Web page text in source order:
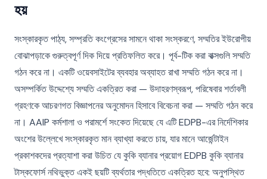
হয়
সংস্কারকৃত পাঠ্য, সম্প্রতি কংগ্রেসের সামনে থাকা সংস্করণে, সম্মতির ইউরোপীয়
বোঝাপড়াকে গুরুত্বপূর্ণ দিক দিয়ে প্রতিফলিত করে। পূর্ব-টিক করা বাক্সগুলি সম্মতি
গঠন করে না। একটি ওয়েবসাইটের ব্যবহার অব্যাহত রাখা সম্মতি গঠন করে না।
অসম্পর্কিত উদ্দেশ্যে সম্মতি একত্রিত করা — উদাহরণস্বরূপ, পরিষেবার শর্তাবলী
গ্রহণকে আচরণগত বিজ্ঞাপনের অনুমোদন হিসাবে বিবেচনা করা — সম্মতি গঠন করে
না। AAIP কর্মশালা ও পরামর্শে সংকেত দিয়েছে যে এটি EDPB-এর নির্দেশিকার
অংশের উল্লেখে সংস্কারকৃত মান ব্যাখ্যা করতে চায়, যার মানে আর্জেন্টাইন
প্রকাশকদের প্রত্যাশা করা উচিত যে কুকি ব্যানার প্রয়োগ EDPB কুকি ব্যানার
টাস্কফোর্স নথিভুক্ত একই ছয়টি ব্যর্থতার পদ্ধতিতে একত্রিত হবে: অনুপস্থিত